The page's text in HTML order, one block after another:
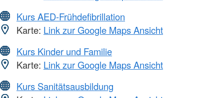
Kurs AED-Frühdefibrillation
Karte: Link zur Google Maps Ansicht
Kurs Kinder und Familie
Karte: Link zur Google Maps Ansicht
Kurs Sanitätsausbildung